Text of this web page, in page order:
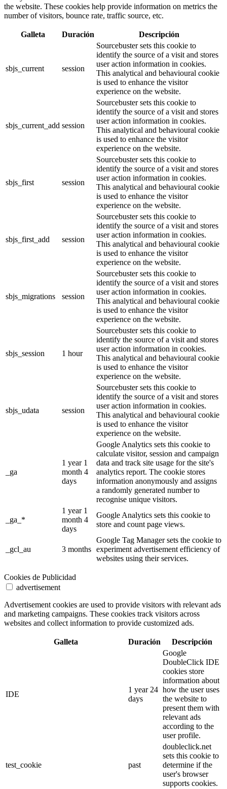
the website. These cookies help provide information on metrics the
number of visitors, bounce rate, traffic source, etc.
Galleta Duración Descripción
sbjs_current session
Sourcebuster sets this cookie to
identify the source of a visit and stores
user action information in cookies.
This analytical and behavioural cookie
is used to enhance the visitor
experience on the website.
sbjs_current_add session
Sourcebuster sets this cookie to
identify the source of a visit and stores
user action information in cookies.
This analytical and behavioural cookie
is used to enhance the visitor
experience on the website.
sbjs_first session
Sourcebuster sets this cookie to
identify the source of a visit and stores
user action information in cookies.
This analytical and behavioural cookie
is used to enhance the visitor
experience on the website.
sbjs_first_add session
Sourcebuster sets this cookie to
identify the source of a visit and stores
user action information in cookies.
This analytical and behavioural cookie
is used to enhance the visitor
experience on the website.
sbjs_migrations session
Sourcebuster sets this cookie to
identify the source of a visit and stores
user action information in cookies.
This analytical and behavioural cookie
is used to enhance the visitor
experience on the website.
sbjs_session 1 hour
Sourcebuster sets this cookie to
identify the source of a visit and stores
user action information in cookies.
This analytical and behavioural cookie
is used to enhance the visitor
experience on the website.
sbjs_udata session
Sourcebuster sets this cookie to
identify the source of a visit and stores
user action information in cookies.
This analytical and behavioural cookie
is used to enhance the visitor
experience on the website.
_ga
1 year 1
month 4
days
Google Analytics sets this cookie to
calculate visitor, session and campaign
data and track site usage for the site's
analytics report. The cookie stores
information anonymously and assigns
a randomly generated number to
recognise unique visitors.
_ga_*
1 year 1
month 4
days
Google Analytics sets this cookie to
store and count page views.
_gcl_au 3 months
Google Tag Manager sets the cookie to
experiment advertisement efficiency of
websites using their services.
Cookies de Publicidad
advertisement
Advertisement cookies are used to provide visitors with relevant ads
and marketing campaigns. These cookies track visitors across
websites and collect information to provide customized ads.
Galleta Duración Descripción
IDE
1 year 24
days
Google
DoubleClick IDE
cookies store
information about
how the user uses
the website to
present them with
relevant ads
according to the
user profile.
test_cookie past
doubleclick.net
sets this cookie to
determine if the
user's browser
supports cookies.